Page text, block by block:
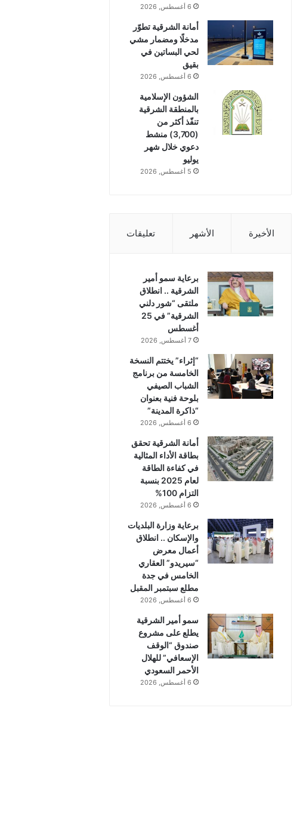
6 أغسطس, 2026
أمانة الشرقية تطوّر
مدخلًا ومضمار مشي
لحي البساتين في
بقيق
6 أغسطس, 2026
الشؤون الإسلامية
بالمنطقة الشرقية
تنفّذ أكثر من
(3,700) منشط
دعوي خلال شهر
يوليو
5 أغسطس, 2026
الأخيرة الأشهر تعليقات
برعاية سمو أمير
الشرقية .. انطلاق
ملتقى “شور دلني
الشرقية” في 25
أغسطس
7 أغسطس, 2026
“إثراء” يختتم النسخة
الخامسة من برنامج
الشباب الصيفي
بلوحة فنية بعنوان
“ذاكرة المدينة”
6 أغسطس, 2026
أمانة الشرقية تحقق
بطاقة الأداء المثالية
في كفاءة الطاقة
لعام 2025 بنسبة
التزام 100%
6 أغسطس, 2026
برعاية وزارة البلديات
والإسكان .. انطلاق
أعمال معرض
“سيريدو” العقاري
الخامس في جدة
مطلع سبتمبر المقبل
6 أغسطس, 2026
سمو أمير الشرقية
يطلع على مشروع
صندوق “الوقف
الإسعافي” للهلال
الأحمر السعودي
6 أغسطس, 2026